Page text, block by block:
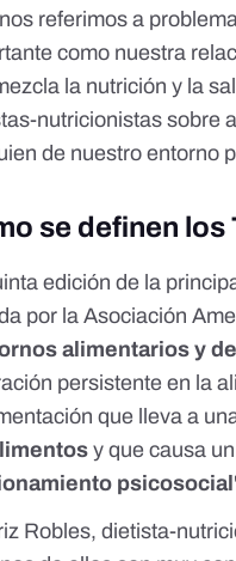
referimos a
como nuestra
la nutrición y la
nutricionistas sobre
de nuestro entorno
se definen los
edición de la
por la Asociación
alimentarios y
persistente en la
que lleva a
y que causa
psicosocial
Robles, dietista-